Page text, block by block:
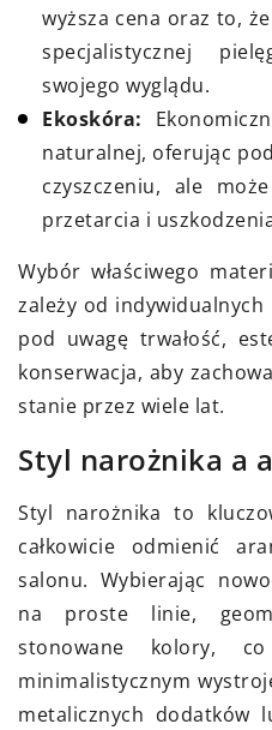
wyższa cena oraz to,
specjalistycznej
swojego wyglądu.
Ekoskóra:
naturalnej, oferując
czyszczeniu, ale
przetarcia i
Wybór właściwego
zależy od
pod uwagę trwałość,
konserwacja, aby
stanie przez wiele lat.
Styl narożnika a
Styl narożnika to
całkowicie odmienić
salonu. Wybierając
na proste linie,
stonowane kolory,
minimalistycznym
metalicznych dodatków